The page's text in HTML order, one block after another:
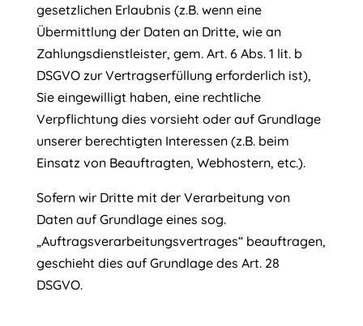
gesetzlichen Erlaubnis (z.B. wenn eine
Übermittlung der Daten an Dritte, wie an
Zahlungsdienstleister, gem. Art. 6 Abs. 1 lit. b
DSGVO zur Vertragserfüllung erforderlich ist),
Sie eingewilligt haben, eine rechtliche
Verpflichtung dies vorsieht oder auf Grundlage
unserer berechtigten Interessen (z.B. beim
Einsatz von Beauftragten, Webhostern, etc.).
Sofern wir Dritte mit der Verarbeitung von
Daten auf Grundlage eines sog.
„Auftragsverarbeitungsvertrages“ beauftragen,
geschieht dies auf Grundlage des Art. 28
DSGVO.